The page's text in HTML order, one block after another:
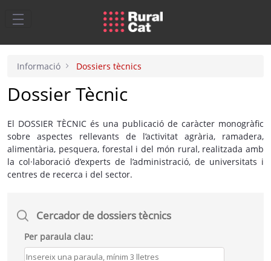
Salta al contingut principal
Informació Dossiers tècnics
Dossier Tècnic
El DOSSIER TÈCNIC és una publicació de caràcter monogràfic
sobre aspectes rellevants de l’activitat agrària, ramadera,
alimentària, pesquera, forestal i del món rural, realitzada amb
la col·laboració d’experts de l’administració, de universitats i
centres de recerca i del sector.
Cercador de dossiers tècnics
Per paraula clau: